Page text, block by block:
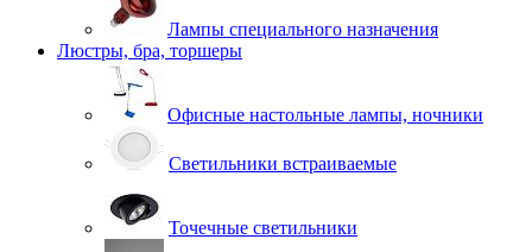
Лампы специального назначения
Люстры, бра, торшеры
Офисные настольные лампы, ночники
Светильники встраиваемые
Точечные светильники